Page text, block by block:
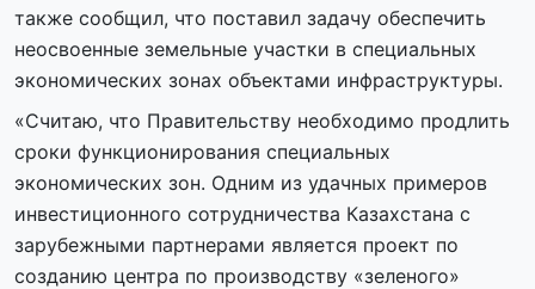
также сообщил, что поставил задачу обеспечить
неосвоенные земельные участки в специальных
экономических зонах объектами инфраструктуры.
«Считаю, что Правительству необходимо продлить
сроки функционирования специальных
экономических зон. Одним из удачных примеров
инвестиционного сотрудничества Казахстана с
зарубежными партнерами является проект по
созданию центра по производству «зеленого»